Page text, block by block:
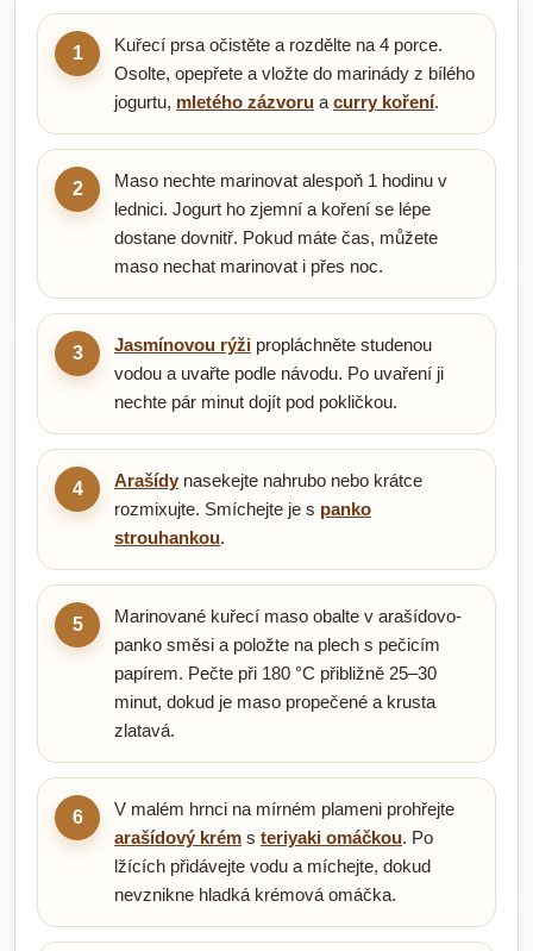
1
Kuřecí prsa očistěte a rozdělte na 4 porce.
Osolte, opepřete a vložte do marinády z bílého
jogurtu, mletého zázvoru a curry koření.
2
Maso nechte marinovat alespoň 1 hodinu v
lednici. Jogurt ho zjemní a koření se lépe
dostane dovnitř. Pokud máte čas, můžete
maso nechat marinovat i přes noc.
3 Jasmínovou rýži propláchněte studenou
vodou a uvařte podle návodu. Po uvaření ji
nechte pár minut dojít pod pokličkou.
4 Arašídy nasekejte nahrubo nebo krátce
rozmixujte. Smíchejte je s panko
strouhankou.
5
Marinované kuřecí maso obalte v arašídovo-
panko směsi a položte na plech s pečicím
papírem. Pečte při 180 °C přibližně 25–30
minut, dokud je maso propečené a krusta
zlatavá.
6
V malém hrnci na mírném plameni prohřejte
arašídový krém s teriyaki omáčkou. Po
lžících přidávejte vodu a míchejte, dokud
nevznikne hladká krémová omáčka.